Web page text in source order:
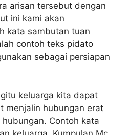
arisan tersebut dengan
ini kami akan
kata sambutan tuan
contoh teks pidato
sebagai persiapan
keluarga kita dapat
menjalin hubungan erat
Contoh kata